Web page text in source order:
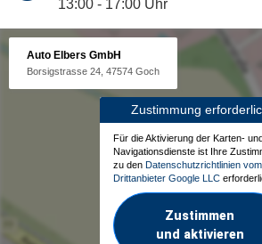
13:00 - 17:00 Uhr
Auto Elbers GmbH
Borsigstrasse 24, 47574 Goch
Zustimmung
Für die Aktivierung der Karten-
Navigationsdienste ist Ihre
zu den Datenschutzrichtlinien vom
Drittanbieter Google LLC
Zustimmen
und aktivieren